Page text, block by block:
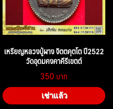
เหรียญหลวงปู่ผาง จิตตคุตโต ปี2522
วัดอุดมคงคาคีรีเขตต์
350
เช่าแล้ว